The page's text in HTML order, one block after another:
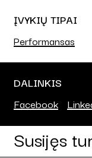
ĮVYKIŲ TIPAI
Performansas
DALINKIS
Facebook
Susijęs